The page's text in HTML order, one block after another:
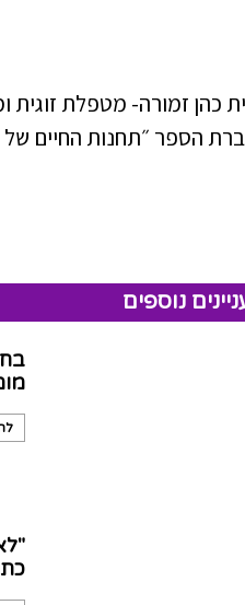
כהן זמורה- מטפלת
הספר ״תחנות החיים של
נוספים